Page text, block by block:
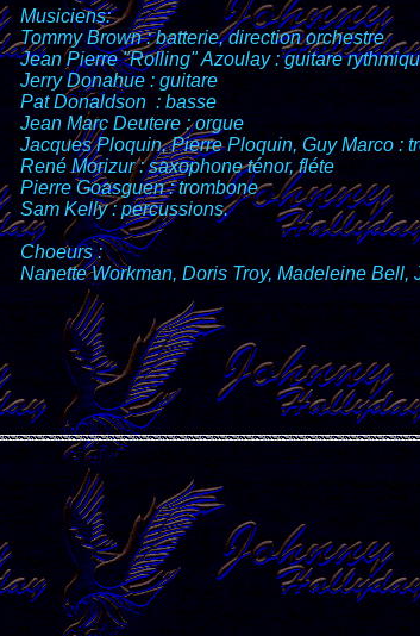
Musiciens:
Tommy Brown : batterie, direction orchestre
Jean Pierre "Rolling" Azoulay : guitare
Jerry Donahue : guitare
Pat Donaldson : basse
Jean Marc Deutere : orgue
Jacques Ploquin, Pierre Ploquin, Guy Marco :
René Morizur : saxophone ténor, fléte
Pierre Goasguen : trombone
Sam Kelly : percussions.
Choeurs :
Nanette Workman, Doris Troy, Madeleine Bell,